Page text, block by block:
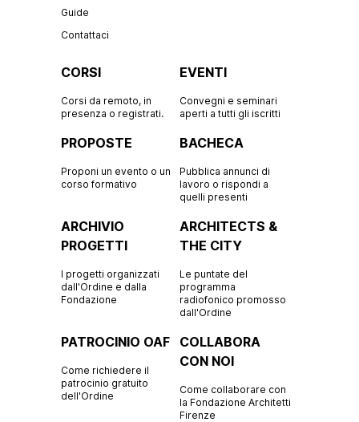
Guide
Contattaci
CORSI
Corsi da remoto, in
presenza o registrati.
EVENTI
Convegni e seminari
aperti a tutti gli iscritti
PROPOSTE
Proponi un evento o un
corso formativo
BACHECA
Pubblica annunci di
lavoro o rispondi a
quelli presenti
ARCHIVIO
PROGETTI
I progetti organizzati
dall'Ordine e dalla
Fondazione
ARCHITECTS &
THE CITY
Le puntate del
programma
radiofonico promosso
dall'Ordine
PATROCINIO OAF
Come richiedere il
patrocinio gratuito
dell'Ordine
COLLABORA
CON NOI
Come collaborare con
la Fondazione Architetti
Firenze